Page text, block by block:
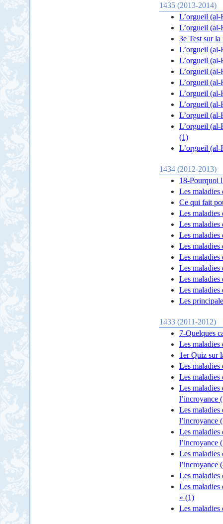
1435 (2013-2014)
L’orgueil
L’orgueil
3e Test sur
L’orgueil
L’orgueil
L’orgueil
L’orgueil
L’orgueil (al-
L’orgueil (al-
L’orgueil
L’orgueil (al-
(1)
L’orgueil
1434 (2012-2013)
18-Pourquoi
Les
Ce qui fait
Les
Les
Les
Les
Les maladies
Les maladies
Les maladies
Les maladies
Les
1433 (2011-2012)
7-Quelques
Les
1er Quiz sur
Les
Les
Les maladies
l’incroyance
Les maladies
l’incroyance
Les maladies
l’incroyance
Les maladies
l’incroyance
Les maladies
Les maladies
» (1)
Les